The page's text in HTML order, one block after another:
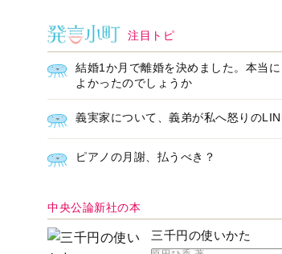
型イヤホン「kikippa イ
ヤホン HERALBONY
モデル」発売
と訂正
あなたのペット自慢を
【編集部より】公式ア